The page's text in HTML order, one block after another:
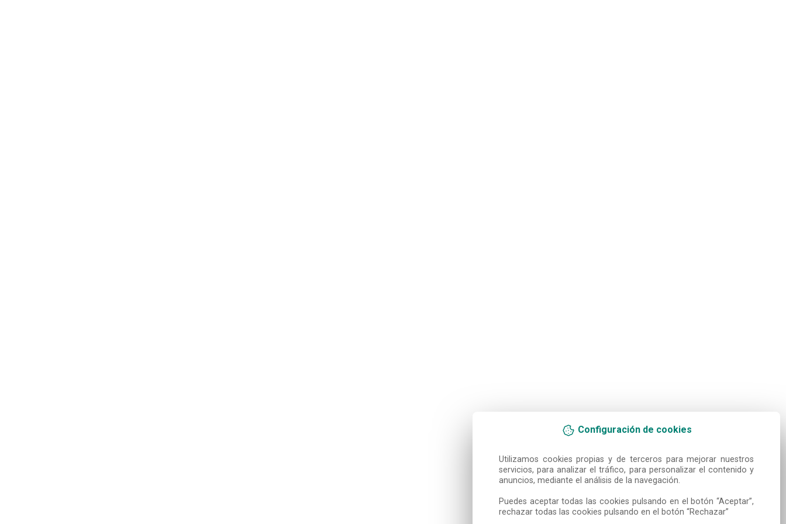
Configuración de cookies
Utilizamos cookies propias y de terceros para mejorar nuestros
servicios, para analizar el tráfico, para personalizar el contenido y
anuncios, mediante el análisis de la navegación.
Puedes aceptar todas las cookies pulsando en el botón “Aceptar”,
rechazar todas las cookies pulsando en el botón “Rechazar”